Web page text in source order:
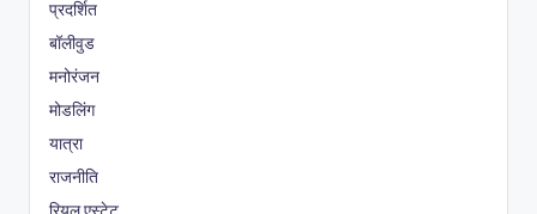
प्रदर्शित
बॉलीवुड
मनोरंजन
मोडलिंग
यात्रा
राजनीति